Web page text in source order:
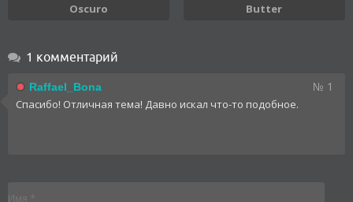
Oscuro Butter
1 комментарий
Raffael_Bona № 1
Спасибо! Отличная тема! Давно искал что-то подобное.